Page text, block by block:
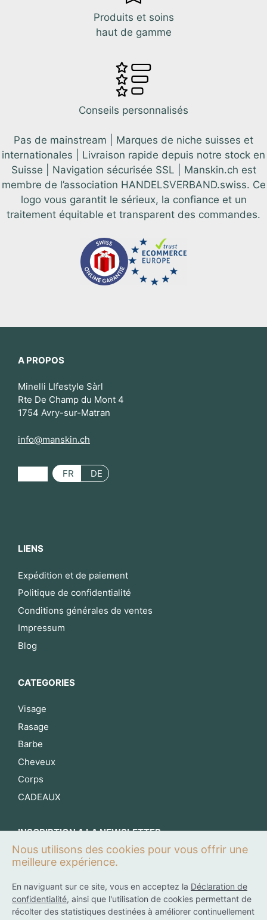
Produits et soins
haut de gamme
Conseils personnalisés
Pas de mainstream | Marques de niche suisses et
internationales | Livraison rapide depuis notre stock en
Suisse | Navigation sécurisée SSL | Manskin.ch est
membre de l’association HANDELSVERBAND.swiss. Ce
logo vous garantit le sérieux, la confiance et un
traitement équitable et transparent des commandes.
A PROPOS
Minelli LIfestyle Sàrl
Rte De Champ du Mont 4
1754 Avry-sur-Matran
info@manskin.ch
FR DE
LIENS
Expédition et de paiement
Politique de confidentialité
Conditions générales de ventes
Impressum
Blog
CATEGORIES
Visage
Rasage
Barbe
Cheveux
Corps
CADEAUX
INSCRIPTION A LA NEWSLETTER
S’inscrire maintenant
0
Nous utilisons des cookies pour vous offrir une
meilleure expérience.
En naviguant sur ce site, vous en acceptez la Déclaration de
confidentialité, ainsi que l'utilisation de cookies permettant de
récolter des statistiques destinées à améliorer continuellement